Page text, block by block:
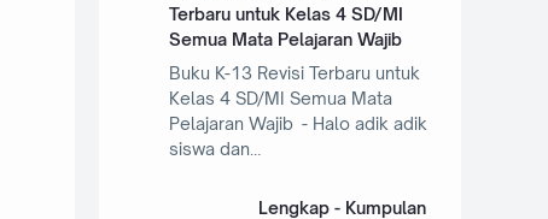
Terbaru untuk Kelas 4 SD/MI
Semua Mata Pelajaran Wajib
Buku K-13 Revisi Terbaru untuk
Kelas 4 SD/MI Semua Mata
Pelajaran Wajib - Halo adik adik
siswa dan…
Lengkap - Kumpulan